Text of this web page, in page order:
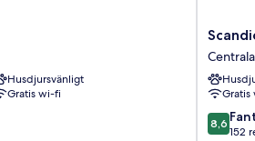
Husdjursvänligt
Gratis wi-fi
Scandic
Go,
Lilla
5
Centrala
8.6
av
8,6
152